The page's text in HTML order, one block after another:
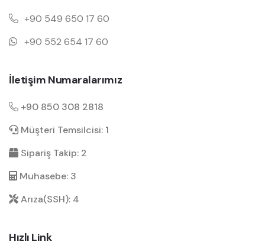
+90 549 650 17 60
+90 552 654 17 60
İletişim Numaralarımız
+90 850 308 2818
Müşteri Temsilcisi: 1
Sipariş Takip: 2
Muhasebe: 3
Arıza(SSH): 4
Hızlı Link